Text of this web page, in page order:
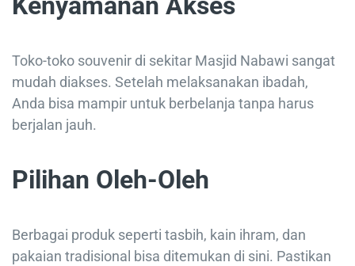
Toko-toko souvenir di sekitar Masjid Nabawi sangat
mudah diakses. Setelah melaksanakan ibadah,
Anda bisa mampir untuk berbelanja tanpa harus
berjalan jauh.
Pilihan Oleh-Oleh
Berbagai produk seperti tasbih, kain ihram, dan
pakaian tradisional bisa ditemukan di sini. Pastikan